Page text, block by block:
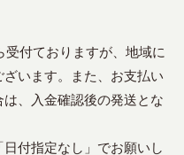
付ておりますが、地域に
います。また、お支払い
、入金確認後の発送とな
付指定なし」でお願いし